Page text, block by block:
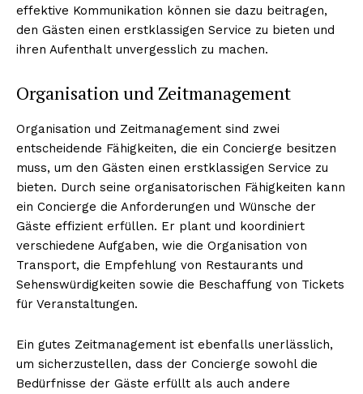
effektive Kommunikation können sie dazu beitragen,
den Gästen einen erstklassigen Service zu bieten und
ihren Aufenthalt unvergesslich zu machen.
Organisation und Zeitmanagement
Organisation und Zeitmanagement sind zwei
entscheidende Fähigkeiten, die ein Concierge besitzen
muss, um den Gästen einen erstklassigen Service zu
bieten. Durch seine organisatorischen Fähigkeiten kann
ein Concierge die Anforderungen und Wünsche der
Gäste effizient erfüllen. Er plant und koordiniert
verschiedene Aufgaben, wie die Organisation von
Transport, die Empfehlung von Restaurants und
Sehenswürdigkeiten sowie die Beschaffung von Tickets
für Veranstaltungen.
Ein gutes Zeitmanagement ist ebenfalls unerlässlich,
um sicherzustellen, dass der Concierge sowohl die
Bedürfnisse der Gäste erfüllt als auch andere